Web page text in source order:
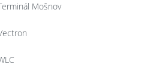
Mošnov